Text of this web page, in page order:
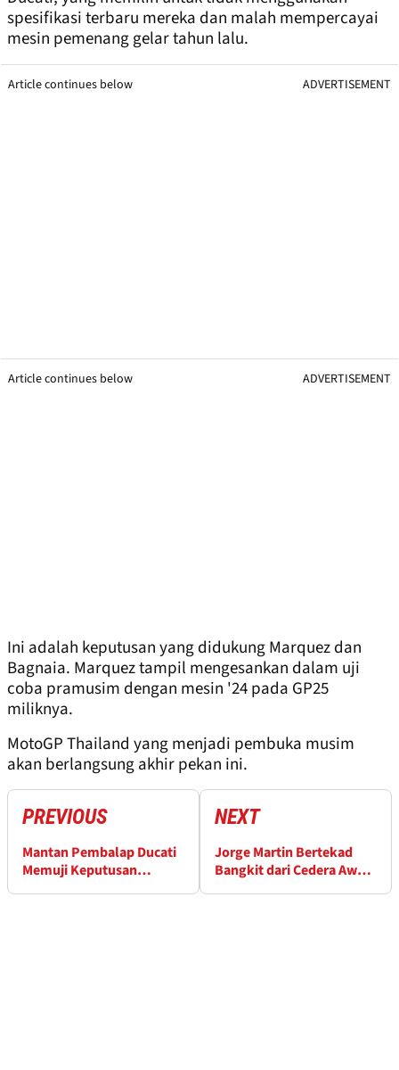
spesifikasi terbaru mereka dan malah mempercayai
mesin pemenang gelar tahun lalu.
Article continues below ADVERTISEMENT
Article continues below ADVERTISEMENT
Ini adalah keputusan yang didukung Marquez dan
Bagnaia. Marquez tampil mengesankan dalam uji
coba pramusim dengan mesin '24 pada GP25
miliknya.
MotoGP Thailand yang menjadi pembuka musim
akan berlangsung akhir pekan ini.
PREVIOUS
Mantan Pembalap Ducati
Memuji Keputusan
NEXT
Jorge Martin Bertekad
Bangkit dari Cedera Awal